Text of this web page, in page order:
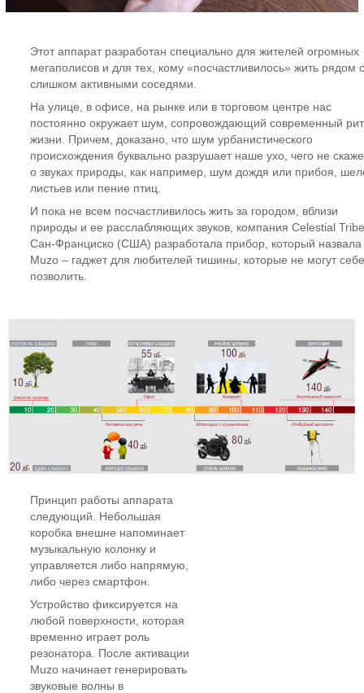
Этот аппарат разработан специально для жителей огромных
мегаполисов и для тех, кому «посчастливилось» жить рядом
слишком активными соседями.
На улице, в офисе, на рынке или в торговом центре нас
постоянно окружает шум, сопровождающий современный
жизни. Причем, доказано, что шум урбанистического
происхождения буквально разрушает наше ухо, чего не
о звуках природы, как например, шум дождя или прибоя,
листьев или пение птиц.
И пока не всем посчастливилось жить за городом, вблизи
природы и ее расслабляющих звуков, компания Celestial
Сан-Франциско (США) разработала прибор, который назвала
Muzo – гаджет для любителей тишины, которые не могут
позволить.
Принцип работы аппарата
следующий. Небольшая
коробка внешне напоминает
музыкальную колонку и
управляется либо напрямую,
либо через смартфон.
Устройство фиксируется на
любой поверхности, которая
временно играет роль
резонатора. После активации
Muzo начинает генерировать
звуковые волны в